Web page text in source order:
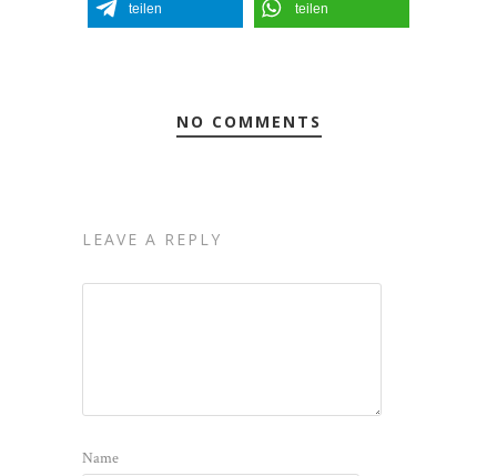
teilen teilen
NO COMMENTS
LEAVE A REPLY
Name